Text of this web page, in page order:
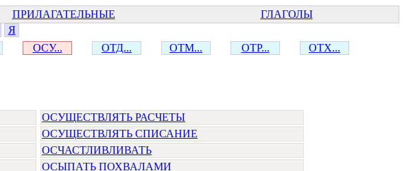
ПРИЛАГАТЕЛЬНЫЕ
ГЛАГОЛЫ
Я
ОСУ... ОТД... ОТМ... ОТР...
ОТХ...
ОСУЩЕСТВЛЯТЬ РАСЧЕТЫ
ОСУЩЕСТВЛЯТЬ СПИСАНИЕ
ОСЧАСТЛИВЛИВАТЬ
ОСЫПАТЬ ПОХВАЛАМИ